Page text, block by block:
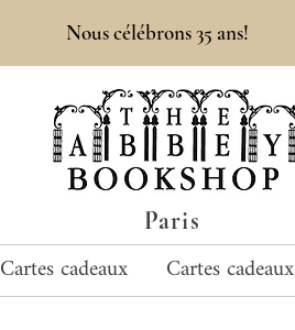
Paris
Nous célébrons 35 ans!
Cartes cadeaux Cartes cadeaux